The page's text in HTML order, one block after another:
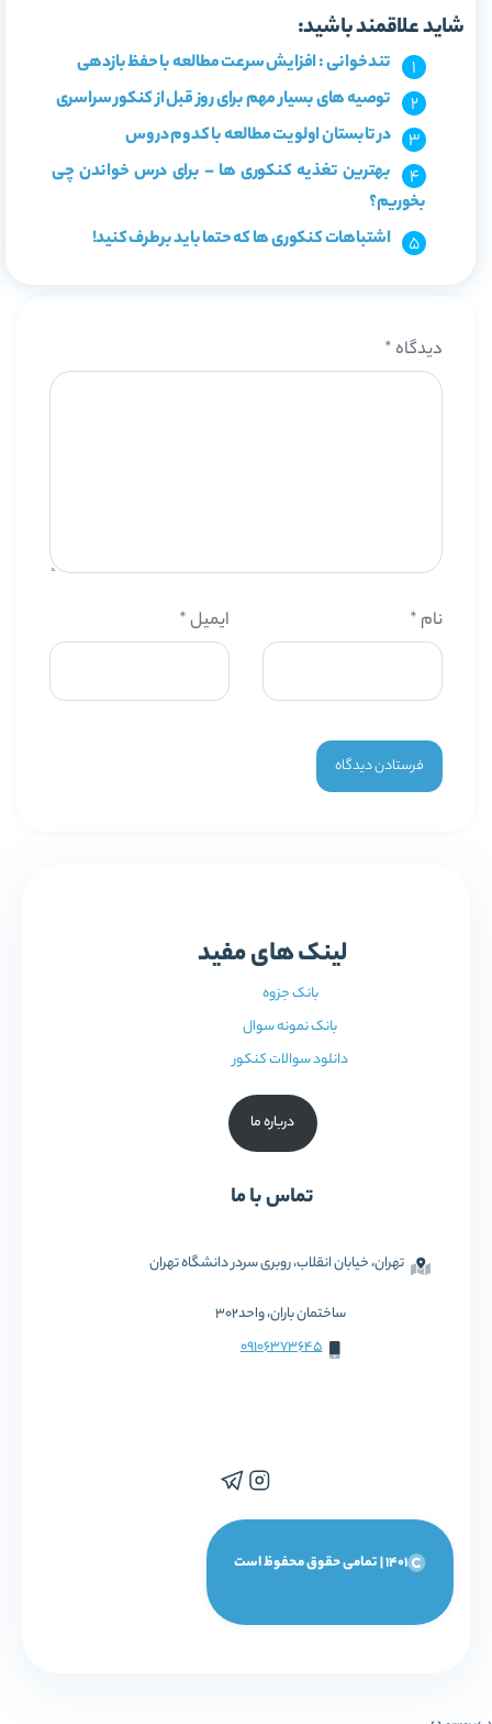
شاید علاقمند باشید:
تندخوانی : افزایش سرعت مطالعه با حفظ بازدهی
توصیه های بسیار مهم برای روز قبل از کنکور سراسری
در تابستان اولویت مطالعه با کدوم دروس
بهترین تغذیه کنکوری ها – برای درس خواندن چی
بخوریم؟
اشتباهات کنکوری ها که حتما باید برطرف کنید!
دیدگاه *
نام * ایمیل*
لینک های مفید
بانک جزوه
بانک نمونه سوال
دانلود سوالات کنکور
درباره ما
تماس با ما
تهران، خیابان انقلاب، روبری سردر دانشگاه تهران
ساختمان باران، واحد302
09106373645
1401 | تمامی حقوق محفوظ است